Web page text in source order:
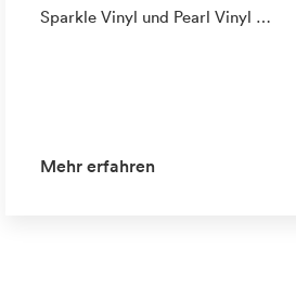
Sparkle Vinyl und Pearl Vinyl …
Mehr erfahren